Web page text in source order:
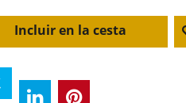
Incluir en la cesta